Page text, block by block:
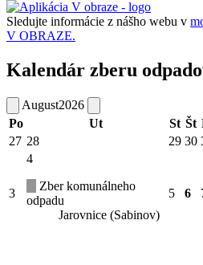
Sledujte informácie z nášho webu v
V OBRAZE.
Kalendár zberu
August2026
Po
Ut St Št
27 28 29 30
3
4
Zber komunálneho
odpadu
Jarovnice (Sabinov)
5 6